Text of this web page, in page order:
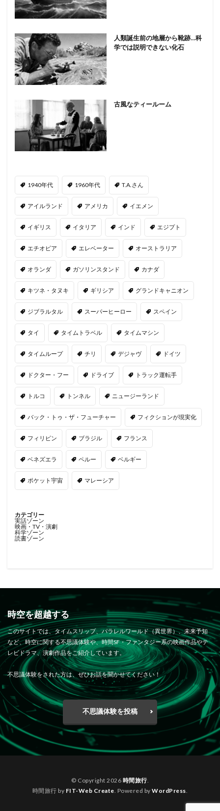
人類誕生前の地層から靴跡…科
学では説明できない化石
古風なティールーム
1940年代 1960年代 T.A.さん
アイルランド アメリカ イエメン
イギリス イタリア インド エジプト
エチオピア エレベーター オーストラリア
オランダ ガソリンスタンド カナダ
キツネ・タヌキ ギリシア グランドキャニオン
ジブラルタル スーパーヒーロー スペイン
タイ タイムトラベル タイムマシン
タイムループ チリ デジャヴ ドイツ
ドクター・フー ドライブ トラック運転手
トルコ トンネル ニュージーランド
バック・トゥ・ザ・フューチャー フィクションが現実化
フィリピン ブラジル フランス
ベネズエラ ペルー ベルギー
ポケット宇宙 マレーシア
カテゴリー
実話ゾーン
映画・TV・演劇
科学ゾーン
読書ゾーン
時空を超越する
このサイトでは、タイムスリップ、パラレルワールド（異世界）、未来予知
など、時空に関する不思議体験や、時間SF・ファンタジー系の映画作品やテ
レビドラマ、演劇作品をご紹介しています。
不思議体験をされた方は、ぜひお話を聞かせてください！
不思議体験を投稿
© Copyright 2026 時間旅行.
時間旅行 by FIT-Web Create . Powered byWordPress